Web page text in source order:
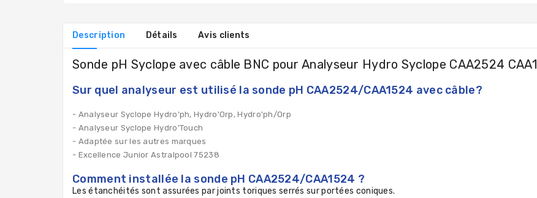
Description Détails Avis clients
Sonde pH Syclope avec câble BNC pour Analyseur Hydro Syclope CAA2524
Sur quel analyseur est utilisé la sonde pH CAA2524/CAA1524 avec câble?
- Analyseur Syclope Hydro'ph, Hydro'Orp, Hydro'ph/Orp
- Analyseur Syclope Hydro'Touch
- Adaptée sur les autres marques
- Excellence Junior Astralpool 75238
Comment installée la sonde pH CAA2524/CAA1524 ?
Les étanchéités sont assurées par joints toriques serrés sur portées coniques.